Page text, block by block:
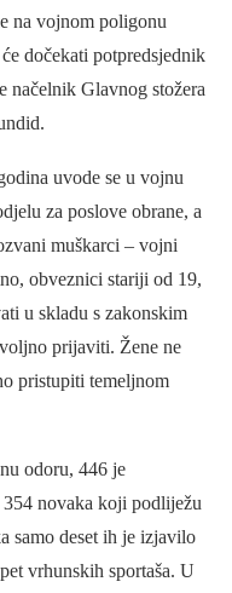
na vojnom poligonu
dočekati potpredsjednik
načelnik Glavnog stožera
uvode se u vojnu
za poslove obrane, a
muškarci – vojni
obveznici stariji od 19,
u skladu s zakonskim
prijaviti. Žene ne
pristupiti temeljnom
odoru, 446 je
novaka koji podliježu
samo deset ih je izjavilo
vrhunskih sportaša. U